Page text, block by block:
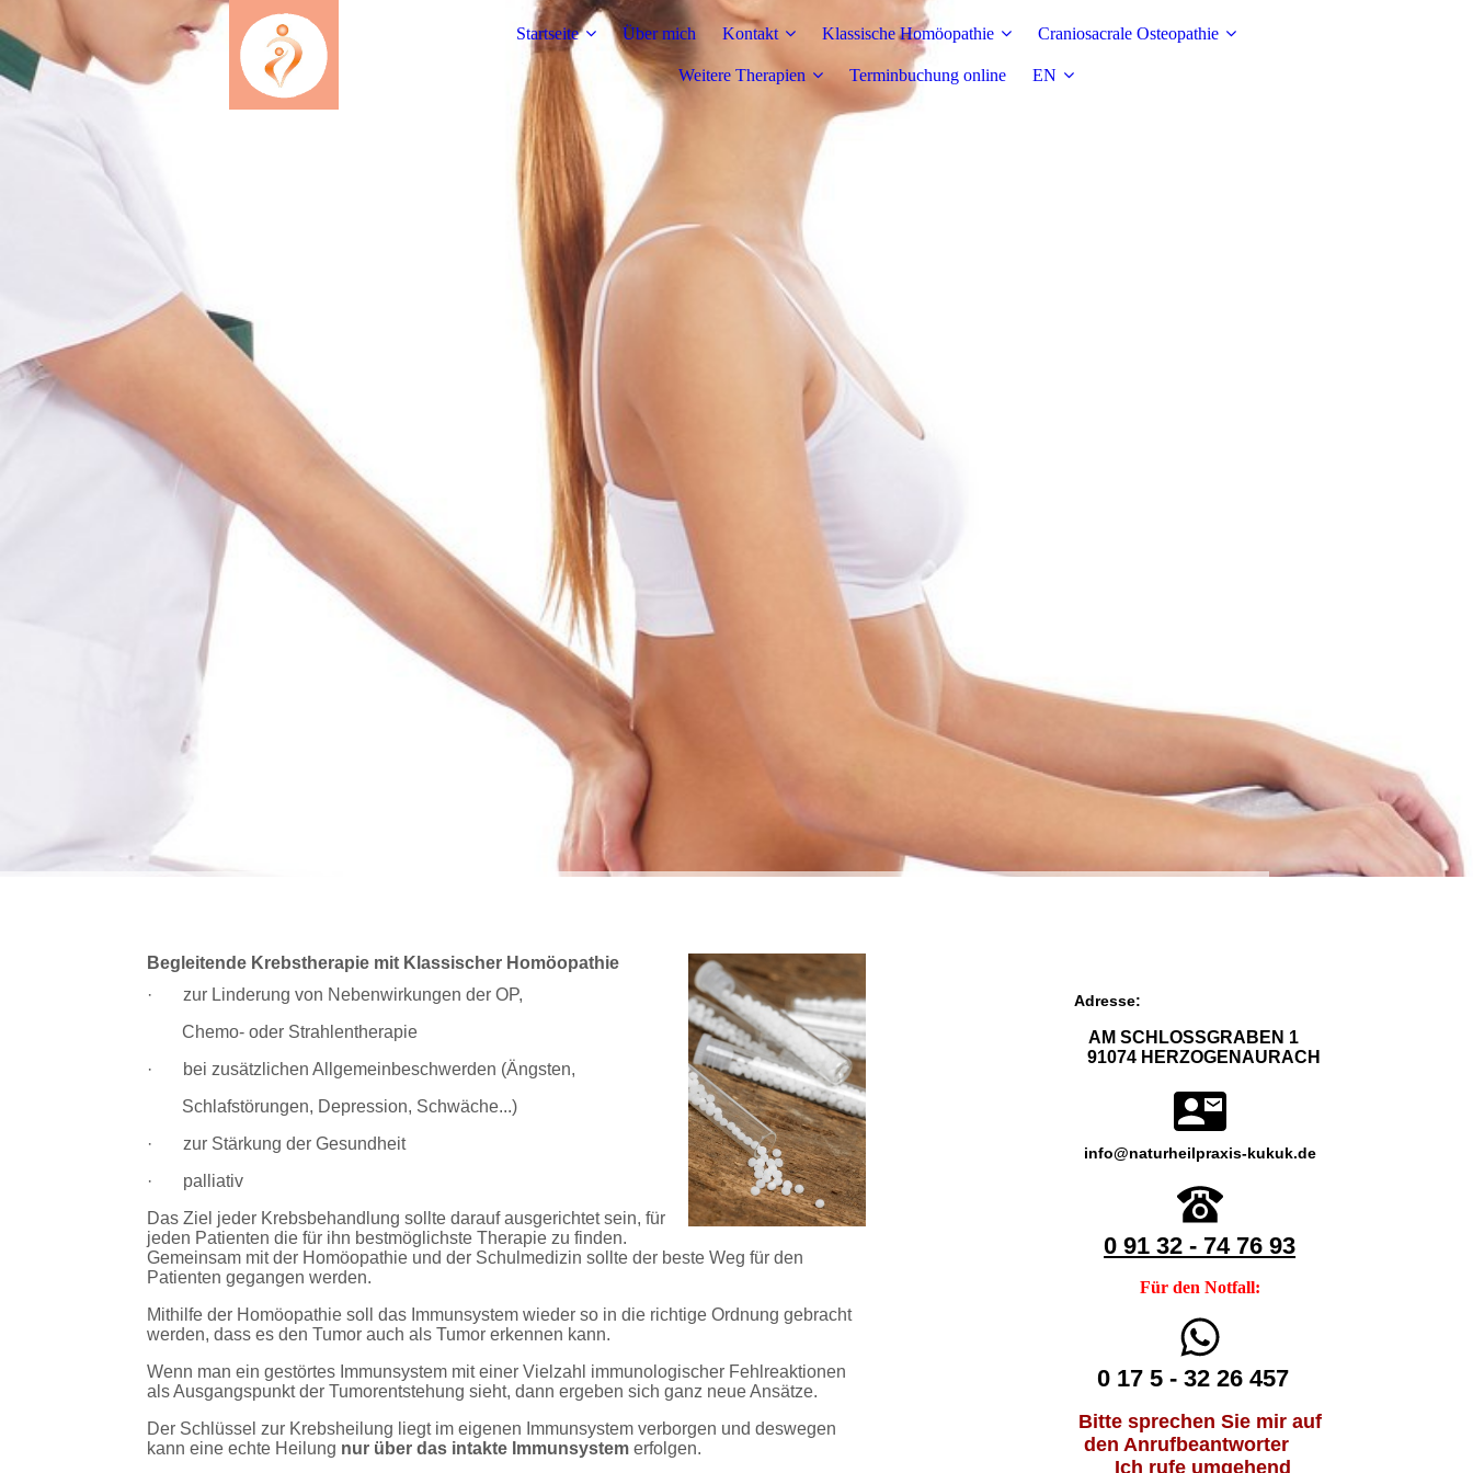
Startseite Über mich Kontakt Klassische Homöopathie Craniosacrale Osteopathie
Weitere Therapien Terminbuchung online EN
Begleitende Krebstherapie mit Klassischer Homöopathie
· zur Linderung von Nebenwirkungen der OP,
Chemo- oder Strahlentherapie
· bei zusätzlichen Allgemeinbeschwerden (Ängsten,
Schlafstörungen, Depression, Schwäche...)
· zur Stärkung der Gesundheit
· palliativ
Das Ziel jeder Krebsbehandlung sollte darauf ausgerichtet sein, für
jeden Patienten die für ihn bestmöglichste Therapie zu finden.
Gemeinsam mit der Homöopathie und der Schulmedizin sollte der beste Weg für den
Patienten gegangen werden.
Mithilfe der Homöopathie soll das Immunsystem wieder so in die richtige Ordnung gebracht
werden, dass es den Tumor auch als Tumor erkennen kann.
Wenn man ein gestörtes Immunsystem mit einer Vielzahl immunologischer Fehlreaktionen
als Ausgangspunkt der Tumorentstehung sieht, dann ergeben sich ganz neue Ansätze.
Der Schlüssel zur Krebsheilung liegt im eigenen Immunsystem verborgen und deswegen
kann eine echte Heilung nur über das intakte Immunsystem erfolgen.
Adresse:
AM SCHLOSSGRABEN 1
91074 HERZOGENAURACH
info@naturheilpraxis-kukuk.de
0 91 32 - 74 76 93
Für den Notfall:
0 17 5 - 32 26 457
Bitte sprechen Sie mir auf
den Anrufbeantworter
Ich rufe umgehend